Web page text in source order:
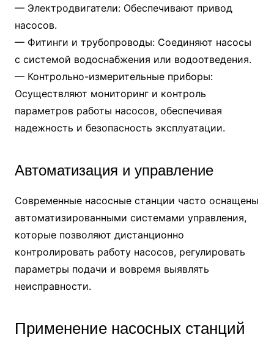
— Электродвигатели: Обеспечивают привод
насосов.
— Фитинги и трубопроводы: Соединяют насосы
с системой водоснабжения или водоотведения.
— Контрольно-измерительные приборы:
Осуществляют мониторинг и контроль
параметров работы насосов, обеспечивая
надежность и безопасность эксплуатации.
Автоматизация и управление
Современные насосные станции часто оснащены
автоматизированными системами управления,
которые позволяют дистанционно
контролировать работу насосов, регулировать
параметры подачи и вовремя выявлять
неисправности.
Применение насосных станций